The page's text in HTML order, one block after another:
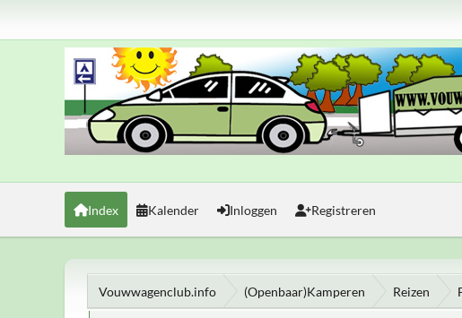
Index Kalender Inloggen Registreren
Vouwwagenclub.info (Openbaar)Kamperen Reizen